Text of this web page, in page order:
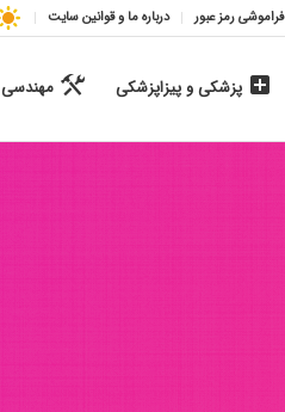
فراموشی رمز عبور درباره ما و قوانین سایت
پزشکی و پیزاپزشکی مهندسی